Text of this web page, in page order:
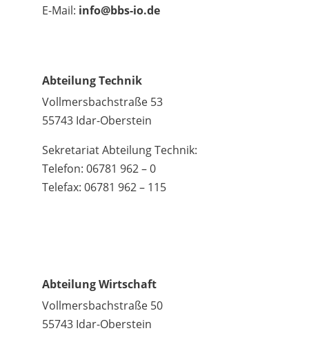
E-Mail: info@bbs-io.de
Abteilung Technik
Vollmersbachstraße 53
55743 Idar-Oberstein
Sekretariat Abteilung Technik:
Telefon: 06781 962 – 0
Telefax: 06781 962 – 115
Abteilung Wirtschaft
Vollmersbachstraße 50
55743 Idar-Oberstein